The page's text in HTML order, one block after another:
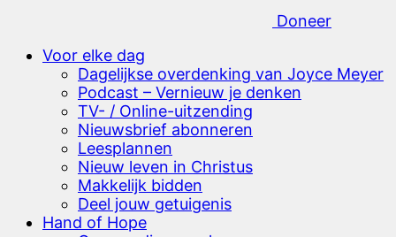
Doneer
Voor elke dag
Dagelijkse overdenking van Joyce Meyer
Podcast – Vernieuw je denken
TV- / Online-uitzending
Nieuwsbrief abonneren
Leesplannen
Nieuw leven in Christus
Makkelijk bidden
Deel jouw getuigenis
Hand of Hope